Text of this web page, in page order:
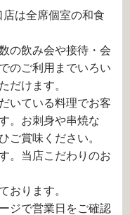
店は全席個室の和食
の飲み会や接待・会
のご利用までいろい
だけます。
いている料理でお客
。お刺身や串焼な
ご賞味ください。
。当店こだわりのお
おります。
ジで営業日をご確認